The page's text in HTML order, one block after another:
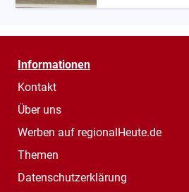
Informationen
Kontakt
Über uns
Werben auf regionalHeute.de
Themen
Datenschutzerklärung